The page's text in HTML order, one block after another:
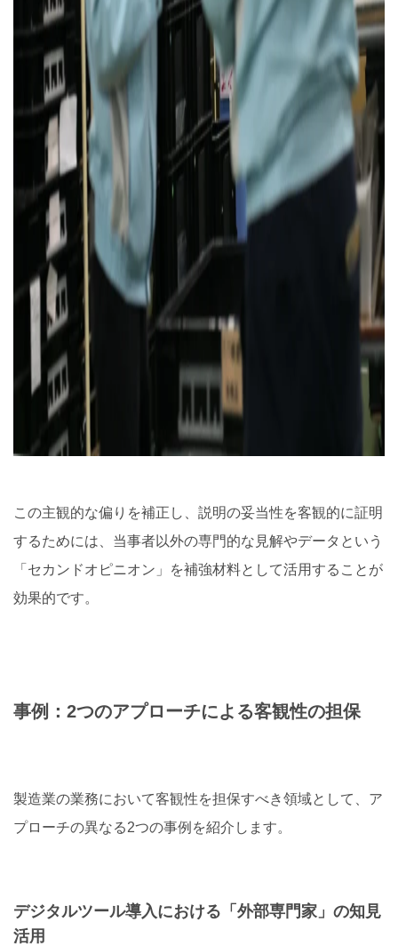
この主観的な偏りを補正し、説明の妥当性を客観的に証明
するためには、当事者以外の専門的な見解やデータという
「セカンドオピニオン」を補強材料として活用することが
効果的です。
事例：2つのアプローチによる客観性の担保
製造業の業務において客観性を担保すべき領域として、ア
プローチの異なる2つの事例を紹介します。
デジタルツール導入における「外部専門家」の知見
活用